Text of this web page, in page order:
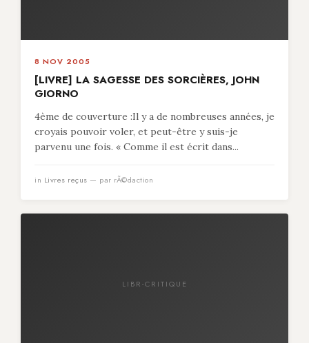
8 NOV 2005
[LIVRE] LA SAGESSE DES SORCIÈRES, JOHN
GIORNO
4ème de couverture :Il y a de nombreuses années, je
croyais pouvoir voler, et peut-être y suis-je
parvenu une fois. « Comme il est écrit dans...
in Livres reçus — par rÃ©daction
LIBR-CRITIQUE